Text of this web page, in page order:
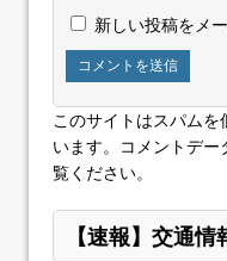
新しい投稿をメ
このサイトはスパム
います。 コメントデ
覧ください。
【速報】交通情